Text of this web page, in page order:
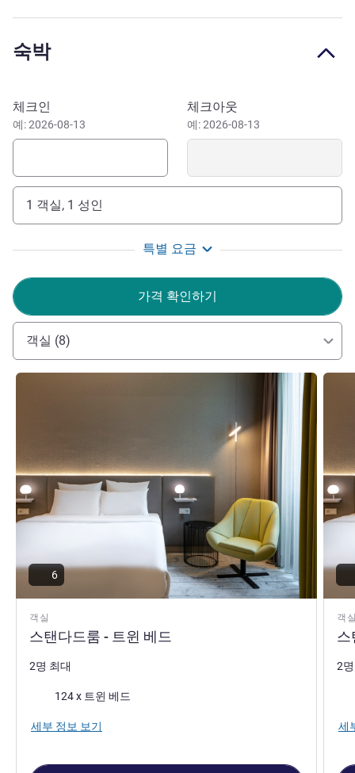
호텔에서 바로 지하철을 타고 뮌헨의 명소로 쉽게 이동할 수
사와 함께 편안한 분위기에서 저녁 식사를 즐길 수 있습니
다. 비즈니스 게스트 여러분께 이상적인 업무 환경을 제공하
며 채광이 풍부한 회의실이 마련되어 있습니다. 가족 단위
엔 광장, 테레지엔비제, 독일 박물관을 오갈 수 있어 매우 편
리합니다.
호텔에서 바로 지하철을 타고 뮌헨의 명소로 쉽게 이동할 수
있습니다. 산책을 즐기고 싶다면 호텔 뒤편에 있는 부가파크
이상적입니다.
"노보텔 뮌헨 메쎄에 오신 것을 환영합니다! 무역 박람회
근처의 독특한 위치와 시내로의 빠른 접근성을 즐겨보세요.
호텔에서 바로 지하철을 타고 뮌헨의 명소로 쉽게 이동할 수
있습니다. 곧 만나 뵙기를 기대합니다!"
숙박
이 호텔 예약하기
체크인
예: 2026-08-13
체크아웃
예: 2026-08-13
1 객실, 1 성인
특별 요금
가격 확인하기
객실 (8)
객실
스탠다드룸 - 트윈 베드
세부 정보 보기
6
2명 최대
124 x 트윈 베드
세부 정보 보기
객
스
세부
2
세